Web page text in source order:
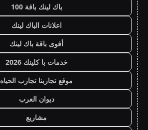
باك لينك باقة 100
اعلانات الباك لينك
أقوى باقة باك لينك
خدمات با كلينك 2026
موقع تجاربنا تجارب الحياه
ديوان العرب
مشاريع